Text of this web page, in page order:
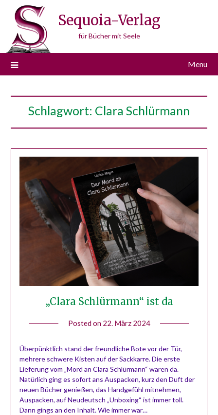
content
Sequoia-Verlag
für Bücher mit Seele
Menu
Schlagwort: Clara Schlürmann
„Clara Schlürmann“ ist da
Posted on 22. März 2024by
Möser
Überpünktlich stand der freundliche Bote vor der Tür,
mehrere schwere Kisten auf der Sackkarre. Die erste
Lieferung vom „Mord an Clara Schlürmann“ waren da.
Natürlich ging es sofort ans Auspacken, kurz den Duft der
neuen Bücher genießen, das Handgefühl mitnehmen,
Auspacken, auf Neudeutsch „Unboxing“ ist immer toll.
Dann gings an den Inhalt. Wie immer war…